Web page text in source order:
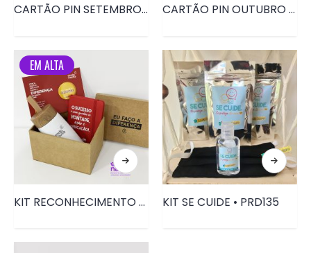
CARTÃO PIN SETEMBRO AMARELO• PRD151 CARTÃO PIN OUTUBRO ROSA E NOVEMBRO AZUL • PRD151
EM ALTA
KIT RECONHECIMENTO • PRD180 KIT SE CUIDE • PRD135